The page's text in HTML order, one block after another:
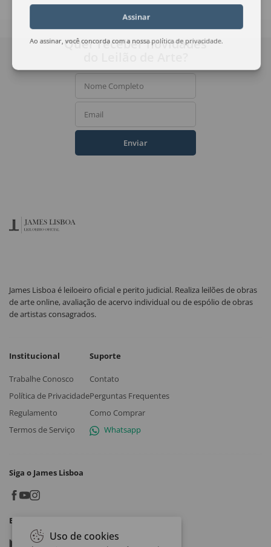
Assinar
Ao assinar, você concorda com a nossa política de privacidade
Quer receber novidades
Nome Completo
Email
Enviar
James Lisboa é leiloeiro oficial e perito judicial. Realiza leilões de obras
de arte online, avaliação de acervo individual ou de espólio de obras
de artistas consagrados.
Institucional
Trabalhe Conosco
Política de Privacidade
Regulamento
Termos de Serviço
Suporte
Contato
Perguntas Frequentes
Como Comprar
Whatsapp
Siga o James Lisboa
Baixe o App
Google play
Uso de cookies